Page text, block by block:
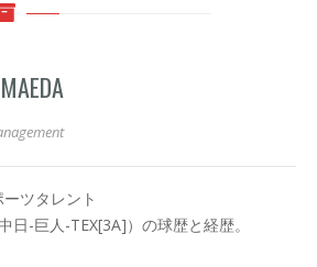
ツタレント
日-巨人-TEX[3A]）の球歴と経歴。